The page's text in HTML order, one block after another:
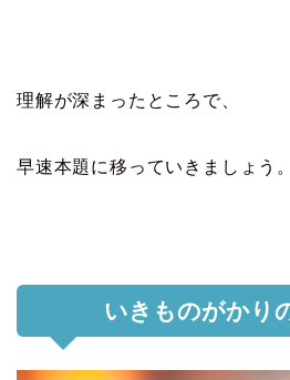
理解が深まったところで、
早速本題に移っていきましょう。
いきものがかり